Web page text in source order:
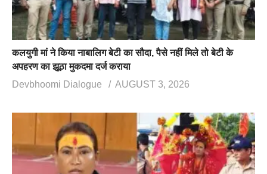
कलयुगी मां ने किया नाबालिग बेटी का सौदा, पैसे नहीं मिले तो बेटी के
अपहरण का झूठा मुकदमा दर्ज कराया
Devbhoomi Dialogue
AUGUST 3, 2026